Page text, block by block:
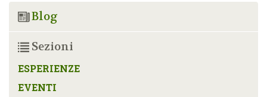
Blog
Sezioni
ESPERIENZE
EVENTI